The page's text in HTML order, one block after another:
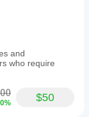
and
who require
$50